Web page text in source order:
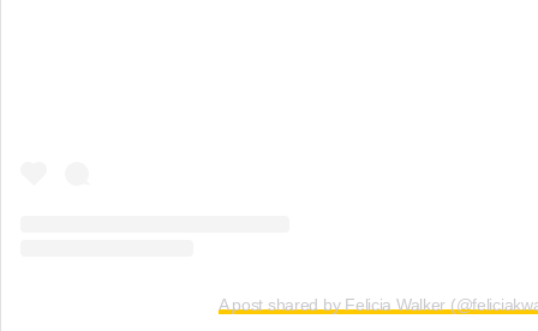
A post shared by Felicia Walker